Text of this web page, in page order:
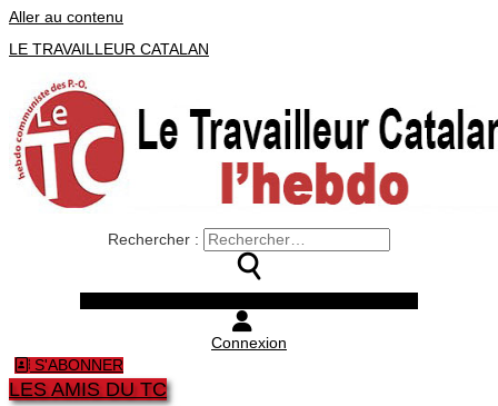
Aller au contenu
LE TRAVAILLEUR CATALAN
Rechercher :
Connexion
S'ABONNER
LES AMIS DU TC